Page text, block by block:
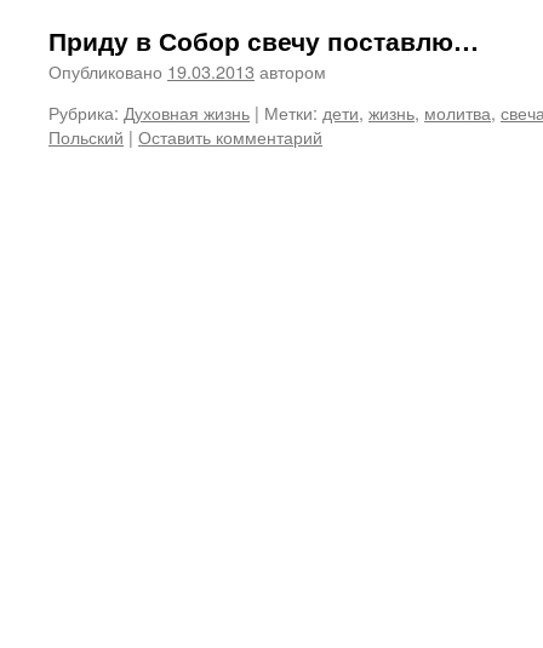
Приду в Собор свечу поставлю…
Опубликовано 19.03.2013 автором
Рубрика: Духовная жизнь | Метки: дети, жизнь, молитва,
Польский | Оставить комментарий